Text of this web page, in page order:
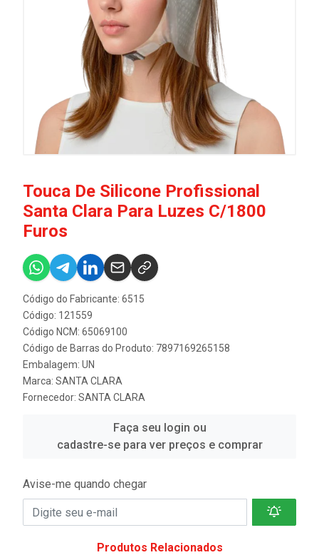
Touca De Silicone Profissional
Santa Clara Para Luzes C/1800
Furos
Código do Fabricante: 6515
Código: 121559
Código NCM: 65069100
Código de Barras do Produto: 7897169265158
Embalagem: UN
Marca: SANTA CLARA
Fornecedor: SANTA CLARA
Faça seu login ou
cadastre-se para ver preços e comprar
Avise-me quando chegar
Produtos Relacionados